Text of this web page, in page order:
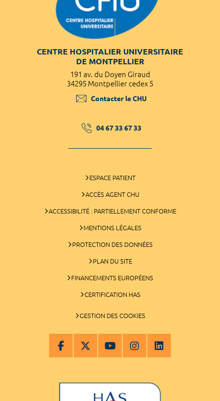
CENTRE HOSPITALIER UNIVERSITAIRE
DE MONTPELLIER
191 av. du Doyen Giraud
34295 Montpellier cedex 5
Contacter le CHU
04 67 33 67 33
ESPACE PATIENT
ACCÈS AGENT CHU
ACCESSIBILITÉ : PARTIELLEMENT CONFORME
MENTIONS LÉGALES
PROTECTION DES DONNÉES
PLAN DU SITE
FINANCEMENTS EUROPÉENS
CERTIFICATION HAS
GESTION DES COOKIES